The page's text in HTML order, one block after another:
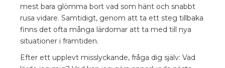
mest bara glömma bort vad som hänt och snabbt
rusa vidare. Samtidigt, genom att ta ett steg tillbaka
finns det ofta många lärdomar att ta med till nya
situationer i framtiden.
Efter ett upplevt misslyckande, fråga dig själv: Vad